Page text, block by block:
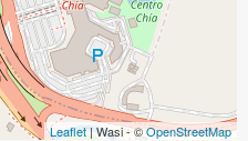
Leaflet| Wasi - ©OpenStreetMap